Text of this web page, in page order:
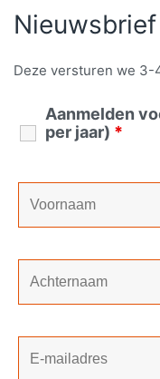
Nieuwsbrief
Deze versturen we 3-
Aanmelden
per jaar) *